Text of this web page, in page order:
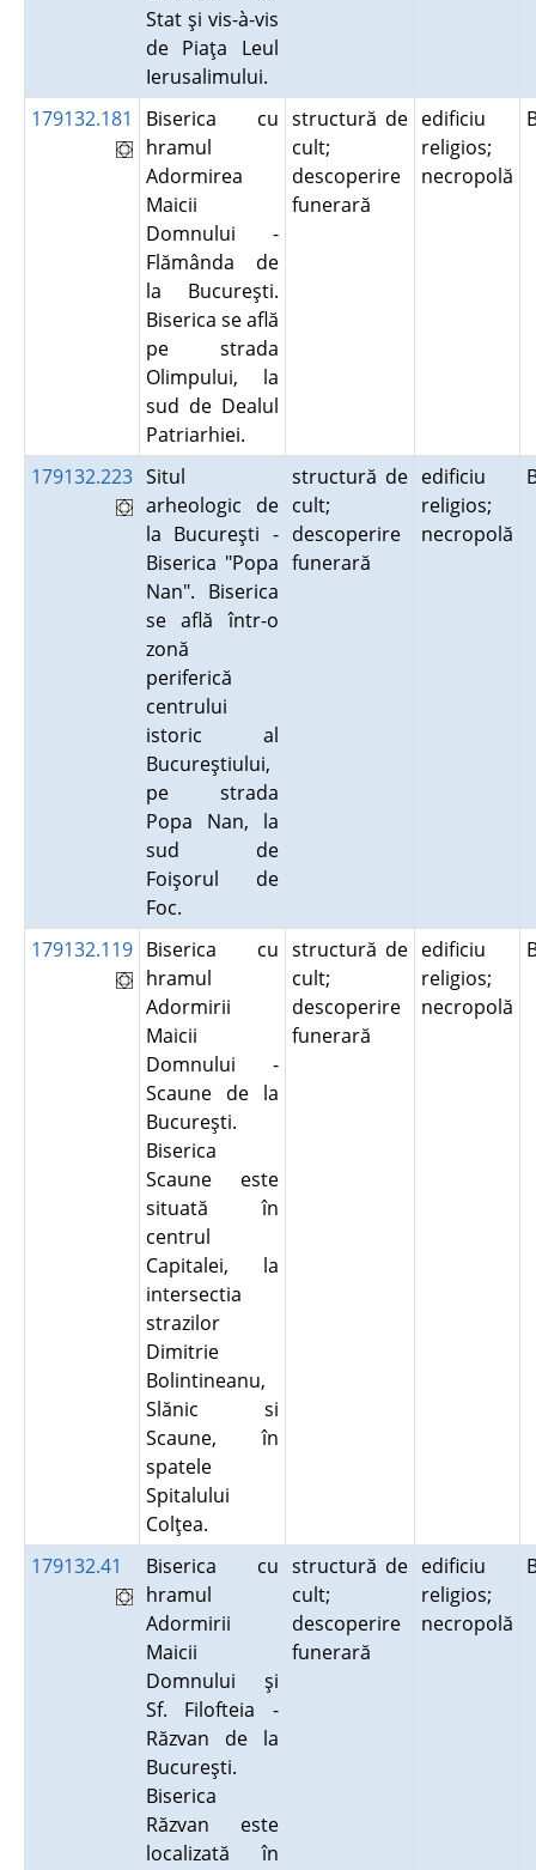
Stat şi vis-à-vis
de Piaţa Leul
Ierusalimului.
179132.181
Biserica cu
hramul
Adormirea
Maicii
Domnului -
Flămânda de
la Bucureşti.
Biserica se află
pe strada
Olimpului, la
sud de Dealul
Patriarhiei.
structură de
cult;
descoperire
funerară
edificiu
religios;
necropolă
179132.223 Situl
arheologic de
la Bucureşti -
Biserica "Popa
Nan". Biserica
se află într-o
zonă
periferică
centrului
istoric al
Bucureştiului,
pe strada
Popa Nan, la
sud de
Foişorul de
Foc.
structură de
cult;
descoperire
funerară
edificiu
religios;
necropolă
179132.119 Biserica cu
hramul
Adormirii
Maicii
Domnului -
Scaune de la
Bucureşti.
Biserica
Scaune este
situată în
centrul
Capitalei, la
intersectia
strazilor
Dimitrie
Bolintineanu,
Slănic si
Scaune, în
spatele
Spitalului
Colţea.
structură de
cult;
descoperire
funerară
edificiu
religios;
necropolă
179132.41
Biserica cu
hramul
Adormirii
Maicii
Domnului şi
Sf. Filofteia -
Răzvan de la
Bucureşti.
Biserica
Răzvan este
localizată în
structură de
cult;
descoperire
funerară
edificiu
religios;
necropolă